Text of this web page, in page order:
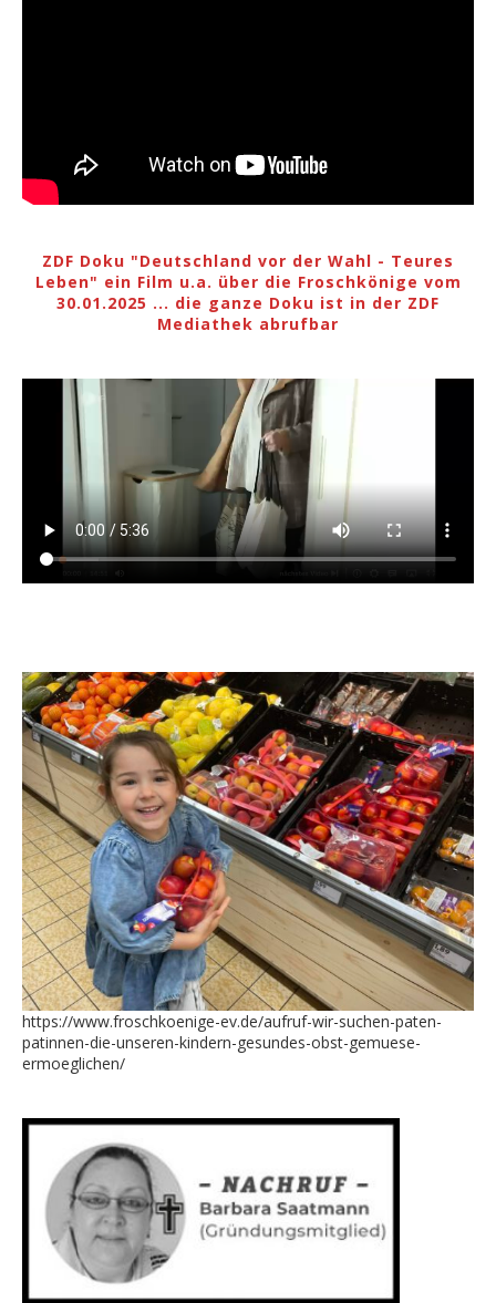
ZDF Doku "Deutschland vor der Wahl - Teures
Leben" ein Film u.a. über die Froschkönige vom
30.01.2025 ... die ganze Doku ist in der ZDF
Mediathek abrufbar
https://www.froschkoenige-ev.de/aufruf-wir-suchen-paten-
patinnen-die-unseren-kindern-gesundes-obst-gemuese-
ermoeglichen/